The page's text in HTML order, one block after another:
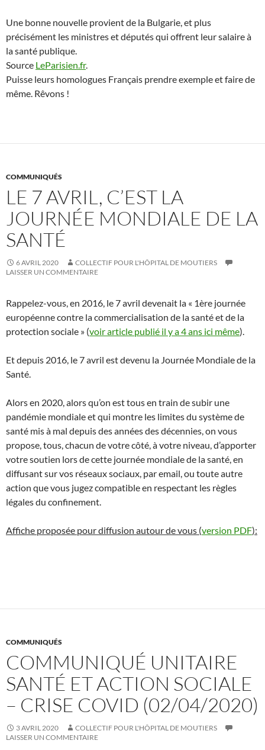
Une bonne nouvelle provient de la Bulgarie, et plus
précisément les ministres et députés qui offrent leur salaire à
la santé publique.
Source LeParisien.fr.
Puisse leurs homologues Français prendre exemple et faire de
même. Rêvons !
COMMUNIQUÉS
LE 7 AVRIL, C’EST LA
JOURNÉE MONDIALE DE LA
SANTÉ
6 AVRIL 2020
COLLECTIF POUR L'HÔPITAL DE MOUTIERS
LAISSER UN COMMENTAIRE
Rappelez-vous, en 2016, le 7 avril devenait la « 1ère journée
européenne contre la commercialisation de la santé et de la
protection sociale » (voir article publié il y a 4 ans ici même).
Et depuis 2016, le 7 avril est devenu la Journée Mondiale de la
Santé.
Alors en 2020, alors qu’on est tous en train de subir une
pandémie mondiale et qui montre les limites du système de
santé mis à mal depuis des années des décennies, on vous
propose, tous, chacun de votre côté, à votre niveau, d’apporter
votre soutien lors de cette journée mondiale de la santé, en
diffusant sur vos réseaux sociaux, par email, ou toute autre
action que vous jugez compatible en respectant les règles
légales du confinement.
Affiche proposée pour diffusion autour de vous (version PDF):
COMMUNIQUÉS
COMMUNIQUÉ UNITAIRE
SANTÉ ET ACTION SOCIALE
– CRISE COVID (02/04/2020)
3 AVRIL 2020
COLLECTIF POUR L'HÔPITAL DE MOUTIERS
LAISSER UN COMMENTAIRE